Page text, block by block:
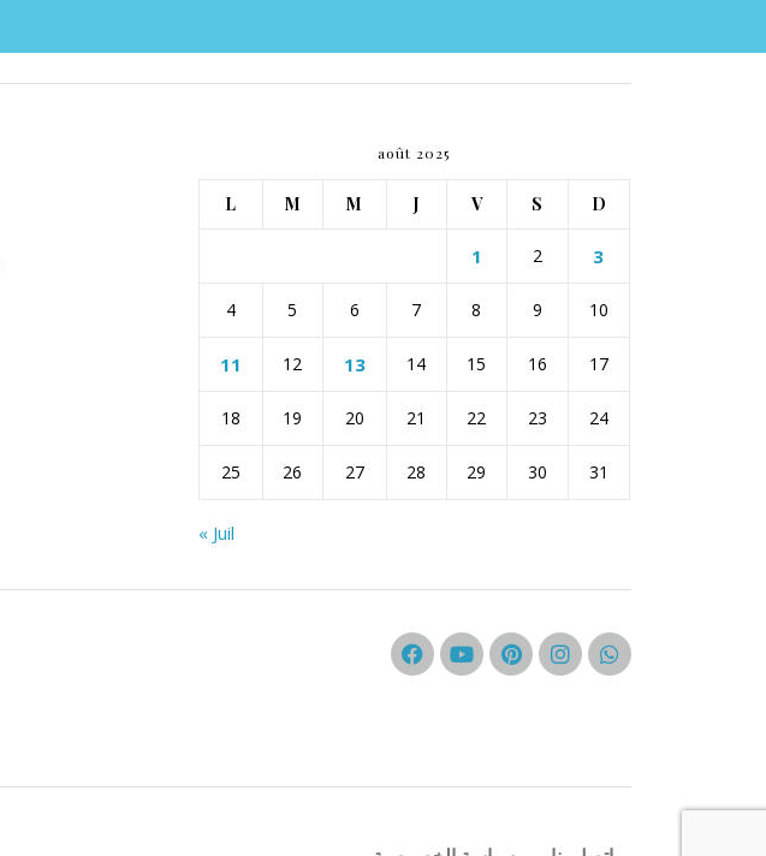
août 2025
L M M J V S D
1 2 3
4 5 6 7 8 9 10
11 12 13 14 15 16 17
18 19 20 21 22 23 24
25 26 27 28 29 30 31
« Juil